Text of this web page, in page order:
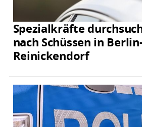
Spezialkräfte
nach Schüssen in
Reinickendorf